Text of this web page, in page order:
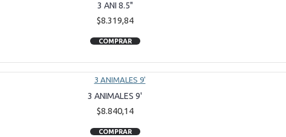
3 ANI 8.5"
$8.319,84
COMPRAR
3 ANIMALES 9'
$8.840,14
COMPRAR